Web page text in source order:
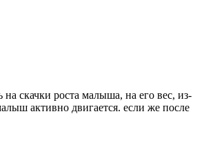
скачки роста малыша, на его вес, из-
активно двигается. если же после